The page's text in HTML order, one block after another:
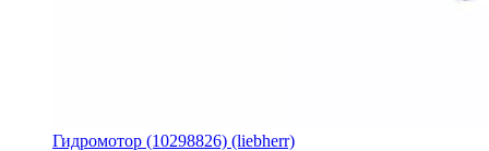
Гидромотор (10298826) (liebherr)